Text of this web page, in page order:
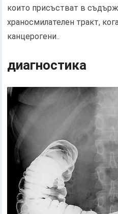
които присъстват в
храносмилателен тракт,
канцерогени..
диагностика